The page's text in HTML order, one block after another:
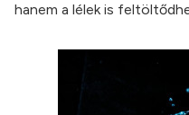
hanem a lélek is